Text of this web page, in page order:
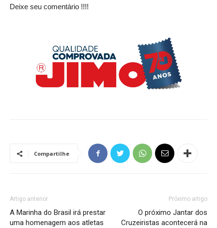
Deixe seu comentário !!!!
Compartilhe
Artigo anterior
A Marinha do Brasil irá prestar
uma homenagem aos atletas
Próximo artigo
O próximo Jantar dos
Cruzeiristas acontecerá na